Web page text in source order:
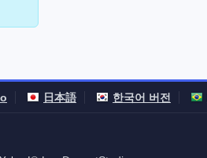
日本語 한국어 버전